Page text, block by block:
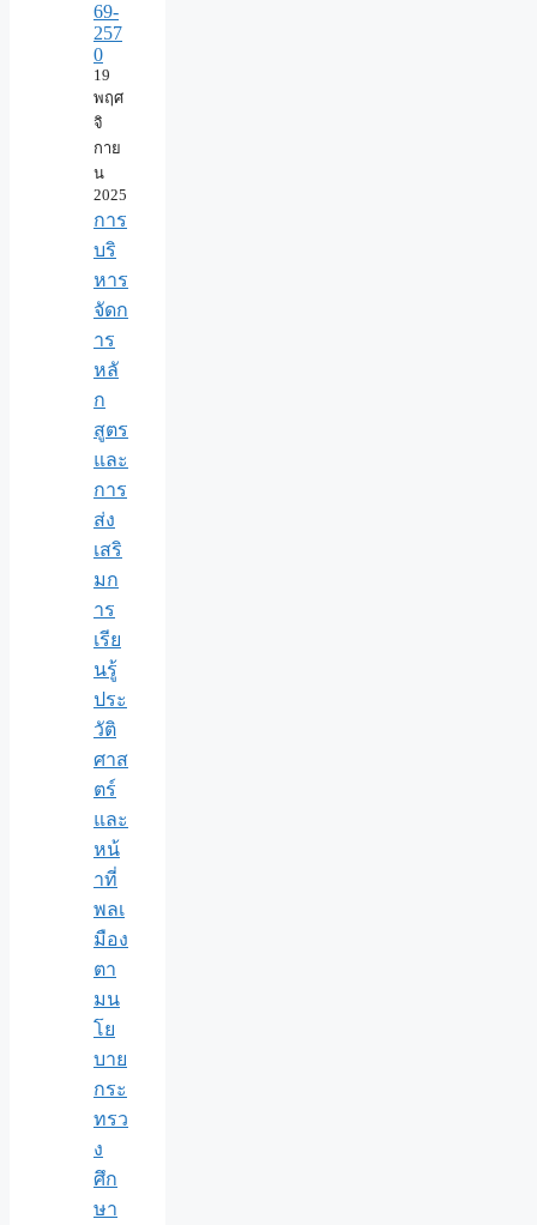
69-
257
0
19
พฤศ
จิ
กาย
น
2025
การ
บริ
หาร
จัดก
าร
หลั
ก
สูตร
และ
การ
ส่ง
เสริ
มก
าร
เรีย
นรู้
ประ
วัติ
ศาส
ตร์
และ
หน้
าที่
พลเ
มือง
ตา
มน
โย
บาย
กระ
ทรว
ง
ศึก
ษา